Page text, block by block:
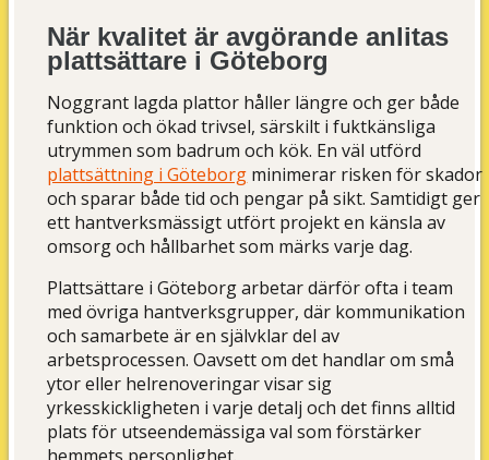
När kvalitet är avgörande anlitas
plattsättare i Göteborg
Noggrant lagda plattor håller längre och ger både
funktion och ökad trivsel, särskilt i fuktkänsliga
utrymmen som badrum och kök. En väl utförd
plattsättning i Göteborg minimerar risken för skador
och sparar både tid och pengar på sikt. Samtidigt ger
ett hantverksmässigt utfört projekt en känsla av
omsorg och hållbarhet som märks varje dag.
Plattsättare i Göteborg arbetar därför ofta i team
med övriga hantverksgrupper, där kommunikation
och samarbete är en självklar del av
arbetsprocessen. Oavsett om det handlar om små
ytor eller helrenoveringar visar sig
yrkesskickligheten i varje detalj och det finns alltid
plats för utseendemässiga val som förstärker